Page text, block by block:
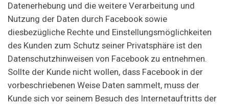
Datenerhebung und die weitere Verarbeitung und
Nutzung der Daten durch Facebook sowie
diesbezügliche Rechte und Einstellungsmöglichkeiten
des Kunden zum Schutz seiner Privatsphäre ist den
Datenschutzhinweisen von Facebook zu entnehmen.
Sollte der Kunde nicht wollen, dass Facebook in der
vorbeschriebenen Weise Daten sammelt, muss der
Kunde sich vor seinem Besuch des Internetauftritts der